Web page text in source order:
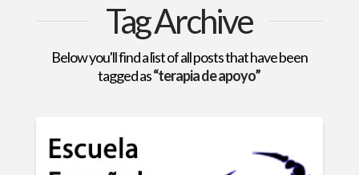
Tag Archive
Below you'll find a list of all posts that have been
tagged as“terapia de apoyo”